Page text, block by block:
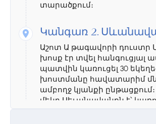
տարածքում։
Կանգառ 2.
Աշոտ Ա թագավորի դուստր
խոսք էր տվել հանգուցյալ
պատվին կառուցել 30
խոստմանը հավատարիմ
ամբողջ կյանքի
մեկը Սեւանավանքն է՝